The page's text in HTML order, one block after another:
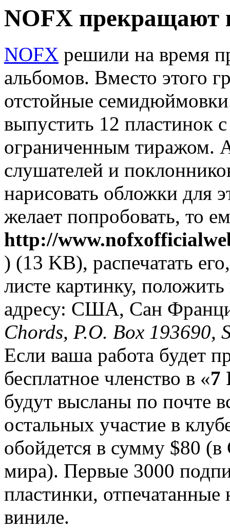
NOFX прекращают
NOFX решили на время
альбомов. Вместо этого
отстойные
выпустить 12 пластинок
ограниченным тиражом.
слушателей и
нарисовать обложки для
желает попробовать, то
http://
) (13 KB), распечатать
листе картинку,
адресу: США, Сан
Chords, P.O. Box 193690,
Если ваша работа будет
бесплатное членство в «7
будут высланы по почте
остальных участие в
обойдется в сумму $80
мира). Первые 3000
пластинки,
виниле.